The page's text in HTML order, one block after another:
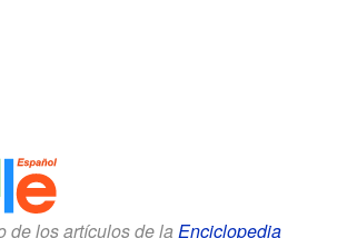
de los artículos de la Enciclopedia